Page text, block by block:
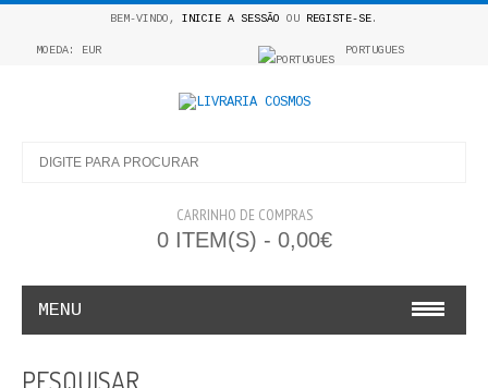
BEM-VINDO, INICIE A SESSÃO OU REGISTE-SE.
MOEDA: EUR PORTUGUES
CARRINHO DE COMPRAS
0 ITEM(S) - 0,00€
MENU
PESQUISAR